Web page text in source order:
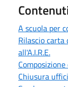
A scuola per
Rilascio
all'A.I.R.E.
Chiusura